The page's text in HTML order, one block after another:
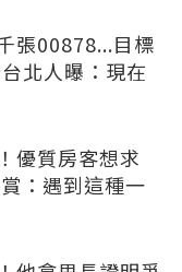
張00878...目標
北人曝：現在
優質房客想求
：遇到這種一